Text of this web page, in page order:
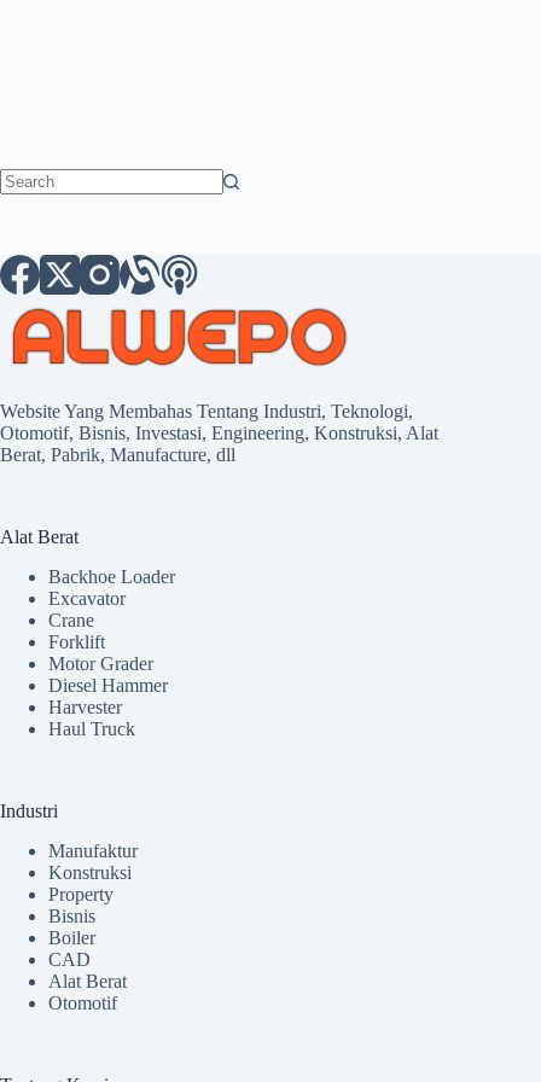
Website Yang Membahas Tentang Industri, Teknologi,
Otomotif, Bisnis, Investasi, Engineering, Konstruksi, Alat
Berat, Pabrik, Manufacture, dll
Alat Berat
Backhoe Loader
Excavator
Crane
Forklift
Motor Grader
Diesel Hammer
Harvester
Haul Truck
Industri
Manufaktur
Konstruksi
Property
Bisnis
Boiler
CAD
Alat Berat
Otomotif